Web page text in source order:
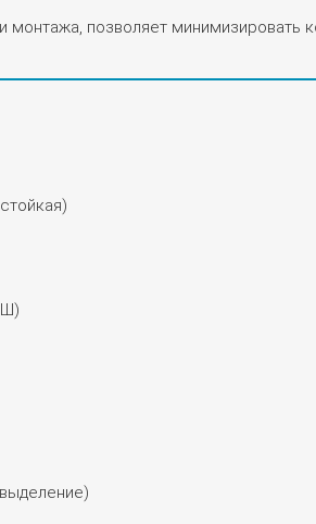
л
позволяет минимизировать